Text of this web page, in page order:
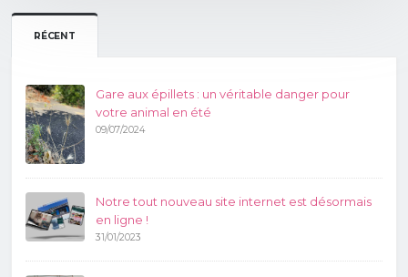
o
RÉCENT
Gare aux épillets : un véritable danger pour
votre animal en été
09/07/2024
Notre tout nouveau site internet est désormais
en ligne !
31/01/2023